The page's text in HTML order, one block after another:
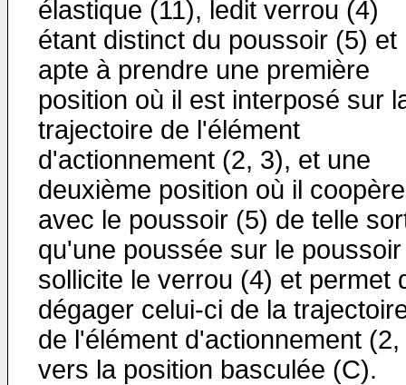
élastique (11), ledit verrou (4)
étant distinct du poussoir (5) et
apte à prendre une première
position où il est interposé sur
trajectoire de l'élément
d'actionnement (2, 3), et une
deuxième position où il coopère
avec le poussoir (5) de telle
qu'une poussée sur le
sollicite le verrou (4) et permet
dégager celui-ci de la
de l'élément d'actionnement (2,
vers la position basculée (C).